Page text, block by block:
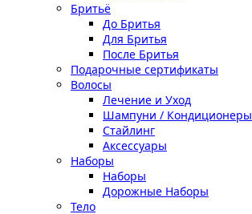
Бритьё
До Бритья
Для Бритья
После Бритья
Подарочные сертификаты
Волосы
Лечение и Уход
Шампуни / Кондиционеры
Стайлинг
Аксессуары
Наборы
Наборы
Дорожные Наборы
Тело